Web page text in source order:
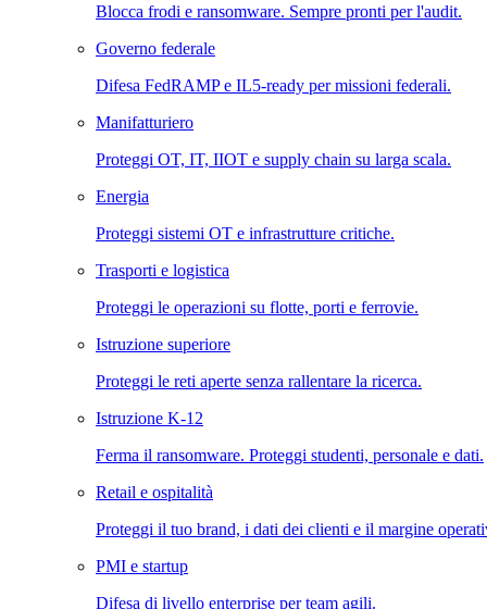
Blocca frodi e ransomware. Sempre pronti per l'audit.
Governo federale
Difesa FedRAMP e IL5-ready per missioni federali.
Manifatturiero
Proteggi OT, IT, IIOT e supply chain su larga scala.
Energia
Proteggi sistemi OT e infrastrutture critiche.
Trasporti e logistica
Proteggi le operazioni su flotte, porti e ferrovie.
Istruzione superiore
Proteggi le reti aperte senza rallentare la ricerca.
Istruzione K-12
Ferma il ransomware. Proteggi studenti, personale e dati.
Retail e ospitalità
Proteggi il tuo brand, i dati dei clienti e il margine
PMI e startup
Difesa di livello enterprise per team agili.